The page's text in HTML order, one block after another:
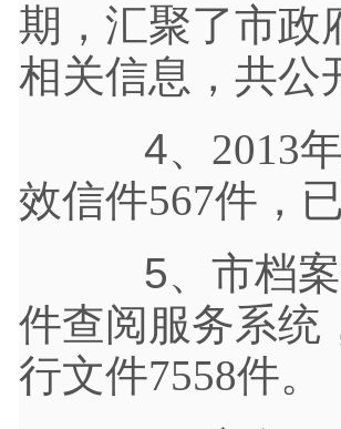
期，汇聚了市政
相关信息，共公
4、 2013
效信件567件，
5、市档案
件查阅服务系统
行文件7558件。